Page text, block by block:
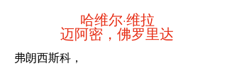
哈维尔·维拉
迈阿密，佛罗里达
弗朗西斯科，